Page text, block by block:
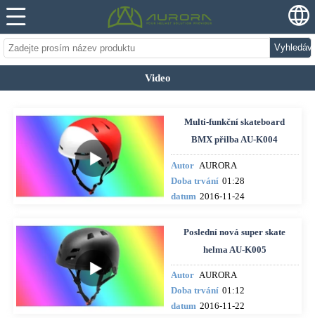
Video
Multi-funkční skateboard
BMX přilba AU-K004
Autor AURORA
Doba trvání 01:28
datum 2016-11-24
Poslední nová super skate
helma AU-K005
Autor AURORA
Doba trvání 01:12
datum 2016-11-22